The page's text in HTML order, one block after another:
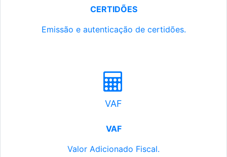
CERTIDÕES
Emissão e autenticação de certidões.
VAF
VAF
Valor Adicionado Fiscal.